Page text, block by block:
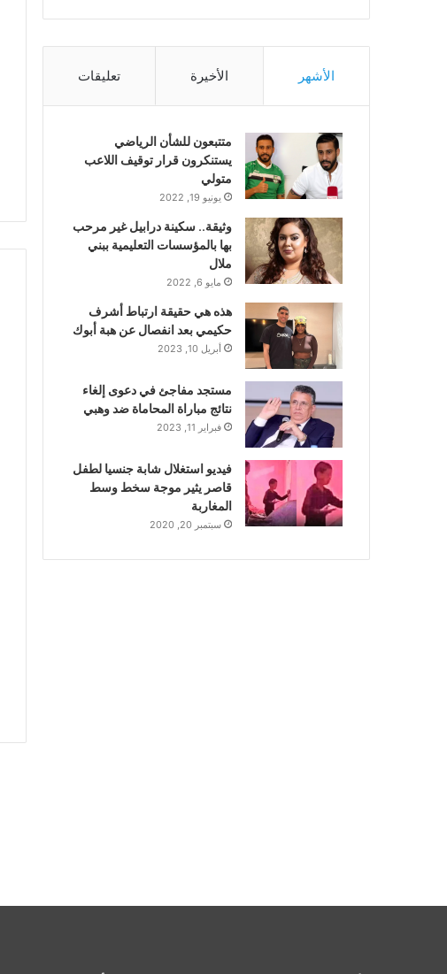
الأشهر الأخيرة تعليقات
متتبعون للشأن الرياضي
يستنكرون قرار توقيف اللاعب
متولي
يونيو 19, 2022
وثيقة.. سكينة درابيل غير مرحب
بها بالمؤسسات التعليمية ببني
ملال
مايو 6, 2022
هذه هي حقيقة ارتباط أشرف
حكيمي بعد انفصال عن هبة أبوك
أبريل 10, 2023
مستجد مفاجئ في دعوى إلغاء
نتائج مباراة المحاماة ضد وهبي
فبراير 11, 2023
فيديو استغلال شابة جنسيا لطفل
قاصر يثير موجة سخط وسط
المغاربة
سبتمبر 20, 2020